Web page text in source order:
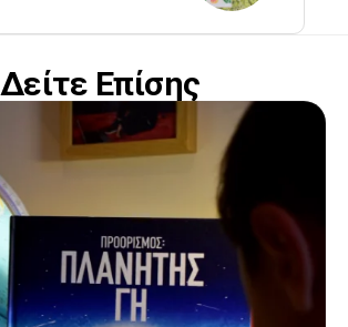
Δείτε Επίσης